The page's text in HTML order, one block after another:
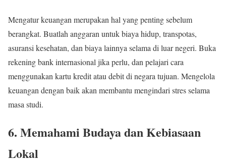
Mengatur keuangan merupakan hal yang penting sebelum
berangkat. Buatlah anggaran untuk biaya hidup, transpotas,
asuransi kesehatan, dan biaya lainnya selama di luar negeri. Buka
rekening bank internasional jika perlu, dan pelajari cara
menggunakan kartu kredit atau debit di negara tujuan. Mengelola
keuangan dengan baik akan membantu mengindari stres selama
masa studi.
6. Memahami Budaya dan Kebiasaan
Lokal